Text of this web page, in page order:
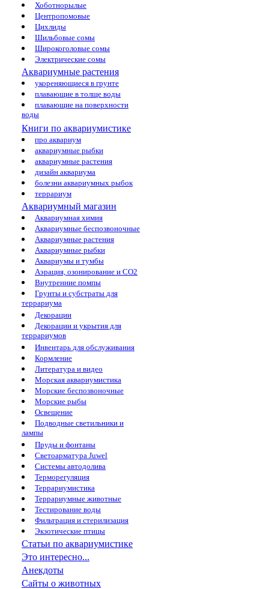
Хоботнорылые
Центропомовые
Цихлиды
Шильбовые сомы
Широкоголовые сомы
Электрические сомы
Аквариумные растения
укореняющиеся в грунте
плавающие в толще воды
плавающие на поверхности
воды
Книги по аквариумистике
про аквариум
аквариумные рыбки
аквариумные растения
дизайн аквариума
болезни аквариумных рыбок
террариум
Аквариумный магазин
Аквариумная химия
Аквариумные беспозвоночные
Аквариумные растения
Аквариумные рыбки
Аквариумы и тумбы
Аэрация, озонирование и CO2
Внутренние помпы
Грунты и субстраты для
террариума
Декорации
Декорации и укрытия для
террариумов
Инвентарь для обслуживания
Кормление
Литература и видео
Морская аквариумистика
Морские беспозвоночные
Морские рыбы
Освещение
Подводные светильники и
лампы
Пруды и фонтаны
Светоарматура Juwel
Системы автодолива
Терморегуляция
Террариумистика
Террариумные животные
Тестирование воды
Фильтрация и стерилизация
Экзотические птицы
Статьи по аквариумистике
Это интересно...
Анекдоты
Сайты о животных